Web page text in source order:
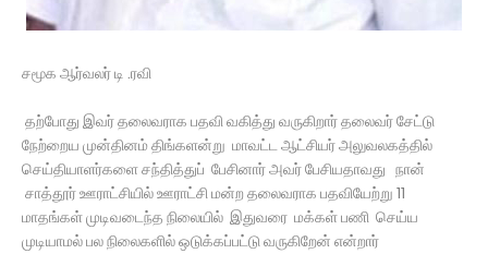
சமூக ஆர்வலர் டி .ரவி
தற்போது இவர் தலைவராக பதவி வகித்து வருகிறார் தலைவர் சேட்டு
நேற்றைய முன்தினம் திங்களன்று மாவட்ட ஆட்சியர் அலுவலகத்தில்
செய்தியாளர்களை சந்தித்துப் பேசினார் அவர் பேசியதாவது நான்
சாத்தூர் ஊராட்சியில் ஊராட்சி மன்ற தலைவராக பதவியேற்று 11
மாதங்கள் முடிவடைந்த நிலையில் இதுவரை மக்கள் பணி செய்ய
முடியாமல் பல நிலைகளில் ஒடுக்கப்பட்டு வருகிறேன் என்றார்